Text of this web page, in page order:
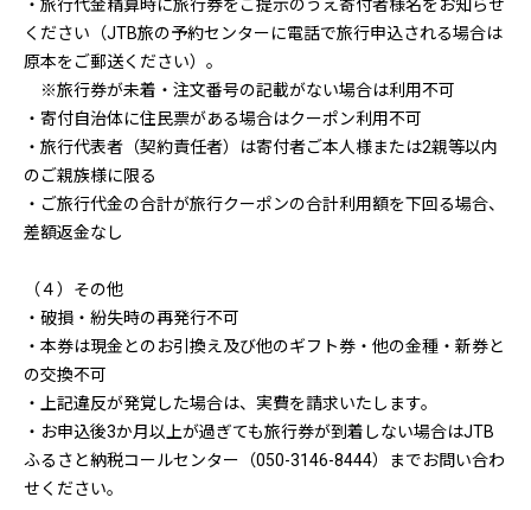
・旅行代金精算時に旅行券をご提示のうえ寄付者様名をお知らせ
ください（JTB旅の予約センターに電話で旅行申込される場合は
原本をご郵送ください）。
※旅行券が未着・注文番号の記載がない場合は利用不可
・寄付自治体に住民票がある場合はクーポン利用不可
・旅行代表者（契約責任者）は寄付者ご本人様または2親等以内
のご親族様に限る
・ご旅行代金の合計が旅行クーポンの合計利用額を下回る場合、
差額返金なし
（４）その他
・破損・紛失時の再発行不可
・本券は現金とのお引換え及び他のギフト券・他の金種・新券と
の交換不可
・上記違反が発覚した場合は、実費を請求いたします。
・お申込後3か月以上が過ぎても旅行券が到着しない場合はJTB
ふるさと納税コールセンター（050-3146-8444）までお問い合わ
せください。